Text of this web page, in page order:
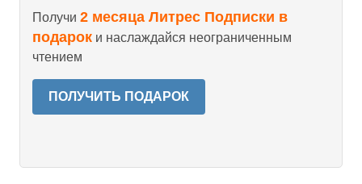
Получи 2 месяца Литрес Подписки в
подарок и наслаждайся неограниченным
чтением
ПОЛУЧИТЬ ПОДАРОК